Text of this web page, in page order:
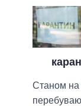
Станом на